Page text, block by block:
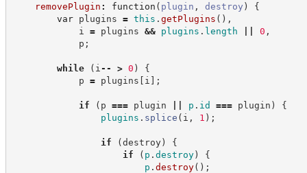
removePlugin : function ( plugin , destroy )
{
var plugins = this . getPlugins ( ) ,
i = plugins && plugins . length 0 ,
p ;
while ( i -- > 0 )
{
p = plugins [ i ] ;
if ( p === plugin p . id === plugin )
{
plugins . splice ( i , 1 ) ;
if (destroy)
{
if
( p . destroy)
{
p . destroy( ) ;